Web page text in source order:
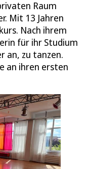
Raum
Mit 13 Jahren
Nach ihrem
für ihr Studium
an, zu tanzen.
an ihren ersten